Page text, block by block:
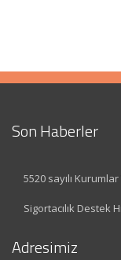
Son Haberler
5520 sayılı
Sigortacılık Destek
Adresimiz